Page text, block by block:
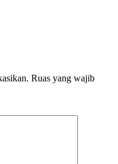
Ruas yang wajib